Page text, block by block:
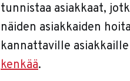
tunnistaa asiakkaat,
näiden asiakkaiden
kannattaville
kenkää.